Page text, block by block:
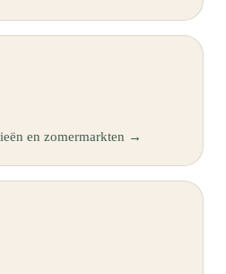
en zomermarkten →